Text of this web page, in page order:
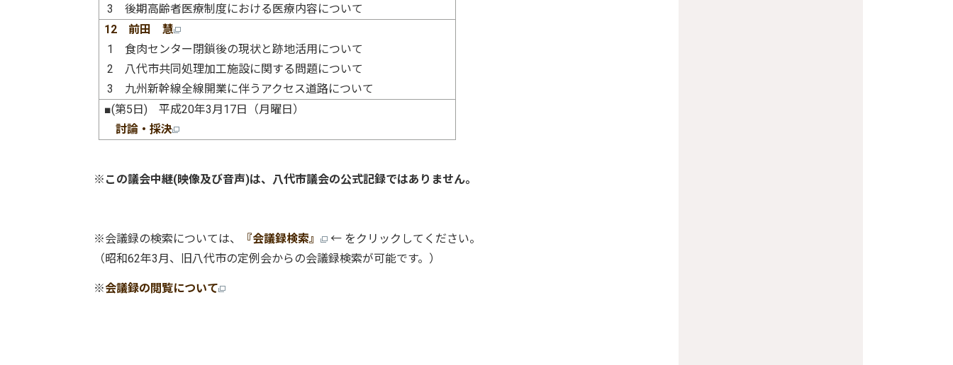
3 後期高齢者医療制度における医療内容について
12 前田 慧
1 食肉センター閉鎖後の現状と跡地活用について
2 八代市共同処理加工施設に関する問題について
3 九州新幹線全線開業に伴うアクセス道路について
■(第5日) 平成20年3月17日（月曜日）
討論・採決
※ この議会中継(映像及び音声)は、八代市議会の公式記録ではありません。
※会議録の検索については、 『会議録検索』
← をクリックしてください。
（昭和62年3月、旧八代市の定例会からの会議録検索が可能です。）
※会議録の閲覧について